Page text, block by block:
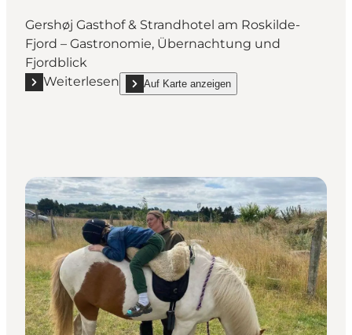
Gershøj Gasthof & Strandhotel am Roskilde-
Fjord – Gastronomie, Übernachtung und
Fjordblick
Weiterlesen
Mehr erfahren "Gershøj Gasthaus"
Auf Karte anzeigen
show Gershøj Gasthaus on_map